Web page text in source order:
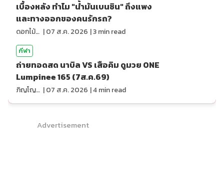
เบื้องหลัง ทำไม "น้ำมันเบนซิน" ถึงแพง
และทางออกของคนรักรถ?
ดอกไม้กับสายน้ำ |07 ส.ค. 2026 |3min read
กีฬา
ถ่ายทอดสด นาบิล VS เสือคิม ดูมวย ONE
Lumpinee 165 (7ส.ค.69)
ภิญโญ ส่องแสง |07 ส.ค. 2026 |4min read
Advertisement